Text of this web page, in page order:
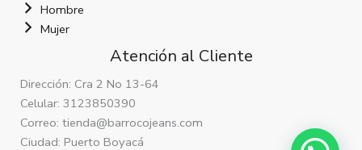
Hombre
Mujer
Atención al Cliente
Dirección: Cra 2 No 13-64
Celular: 3123850390
Correo: tienda@barrocojeans.com
Ciudad: Puerto Boyacá